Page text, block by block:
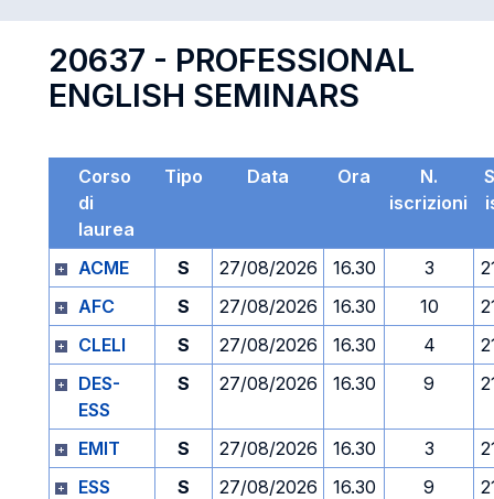
20637 - PROFESSIONAL
ENGLISH SEMINARS
Corso
di
laurea
Tipo Data Ora
N.
iscrizioni
ACME S 27/08/2026 16.30 3
AFC
S 27/08/2026 16.30 10
CLELI
S 27/08/2026 16.30 4
DES-
ESS
S 27/08/2026 16.30 9
EMIT S 27/08/2026 16.30 3
ESS
S 27/08/2026 16.30 9